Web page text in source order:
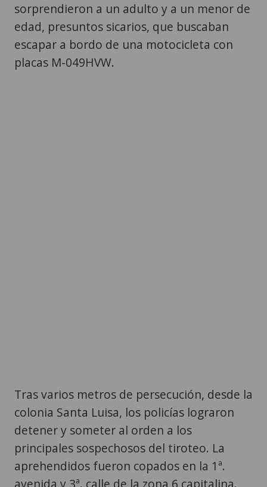
sorprendieron a un adulto y a un menor de
edad, presuntos sicarios, que buscaban
escapar a bordo de una motocicleta con
placas M-049HVW.
Tras varios metros de persecución, desde la
colonia Santa Luisa, los policías lograron
detener y someter al orden a los
principales sospechosos del tiroteo. La
aprehendidos fueron copados en la 1ª.